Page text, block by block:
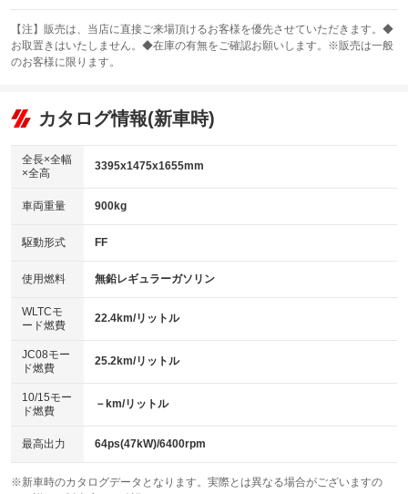
：装備あり
サンルーフ
：装備なし ABS
リフトアップ
：装備なし
：装備なし
パワーウィンドウ
アイドリングストップ
：装備なし
USB入力端子
：装備なし
100V電源
：装備なし
センターデフロック
：装備なし
電動格納ミラー
：装備なし
カーナビ
：装備なし
TV
：装備なし
ビジュアル
：装備なし
：装備なし
革シート
キーレス
HID(キセノンライト)
：装備なし
バックカメラ
：装備なし
エアロ
：装備なし
：装備なし
パワーシート
ベンチシート
：装備なし
チップアップシート
：装備なし
：装備なし ：装備なし
【注】販売は、当店に直接ご来場頂けるお客様を優先させていただきます。◆
お取置きはいたしません。◆在庫の有無をご確認お願いします。※販売は一般
のお客様に限ります。
カタログ情報(新車時)
全長×全幅
×全高
3395x1475x1655mm
車両重量 900kg
駆動形式 FF
使用燃料 無鉛レギュラーガソリン
WLTCモ
ード燃費
22.4km/リットル
JC08モー
ド燃費
25.2km/リットル
10/15モー
ド燃費
－km/リットル
最高出力 64ps(47kW)/6400rpm
※新車時のカタログデータとなります。実際とは異なる場合がございますの